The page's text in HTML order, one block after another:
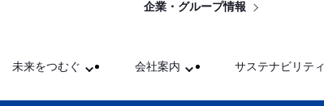
企業・グループ情報
未来をつむぐ 会社案内 サステナビリティ